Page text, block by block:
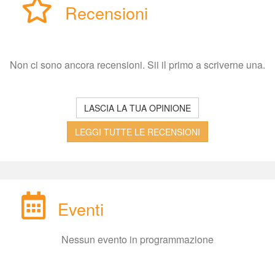
Recensioni
Non ci sono ancora recensioni. Sii il primo a scriverne una.
LASCIA LA TUA OPINIONE
LEGGI TUTTE LE RECENSIONI
Eventi
Nessun evento in programmazione